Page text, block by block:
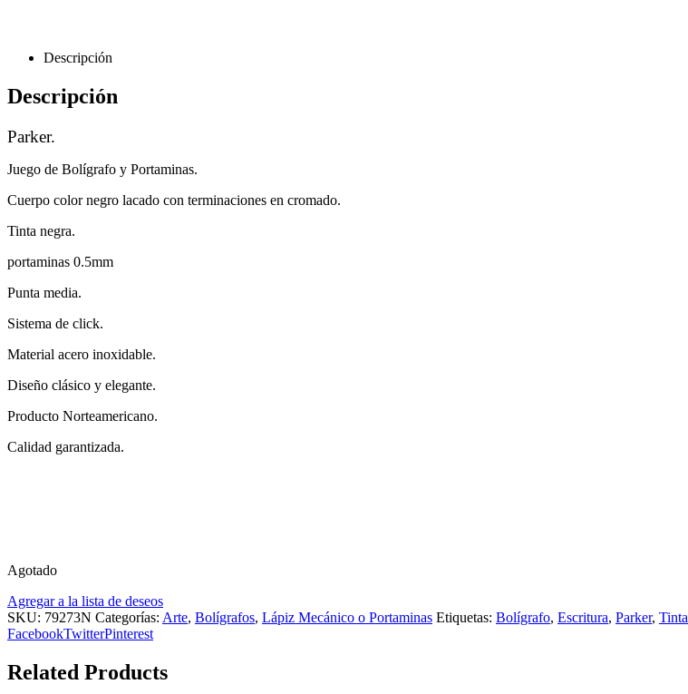
Descripción
Descripción
Parker.
Juego de Bolígrafo y Portaminas.
Cuerpo color negro lacado con terminaciones en cromado.
Tinta negra.
portaminas 0.5mm
Punta media.
Sistema de click.
Material acero inoxidable.
Diseño clásico y elegante.
Producto Norteamericano.
Calidad garantizada.
Agotado
Agregar a la lista de deseos
SKU: 79273N Categorías: Arte, Bolígrafos, Lápiz Mecánico o Portaminas Etiquetas: Bolígrafo, Escritura, Parker, Tinta
FacebookTwitterPinterest
Related Products